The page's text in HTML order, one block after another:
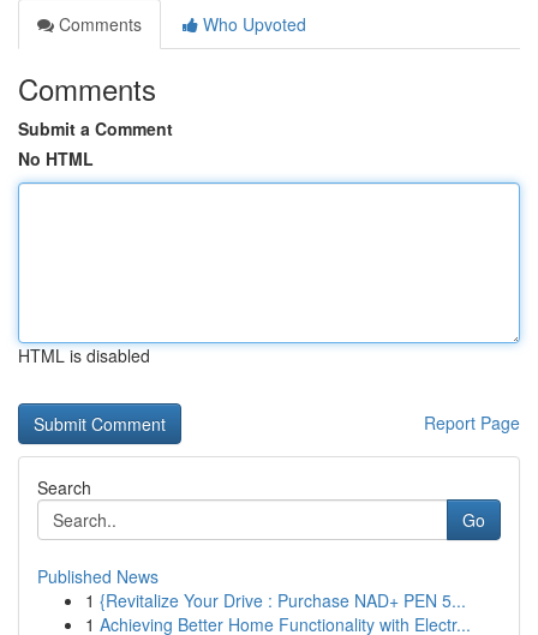
Comments
Who Upvoted
Comments
Submit a Comment
No HTML
HTML is disabled
Report Page
Search
Go
Published News
1 {Revitalize Your Drive : Purchase NAD+ PEN 5...
1 Achieving Better Home Functionality with Electr...